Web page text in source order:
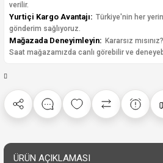
verilir.
Yurtiçi Kargo Avantajı: Türkiye'nin her
gönderim sağlıyoruz.
Mağazada Deneyimleyin: Kararsız
Saat mağazamızda canlı görebilir ve
ÜRÜN AÇIKLAMASI